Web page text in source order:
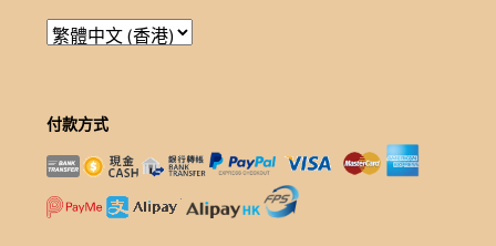
付款方式